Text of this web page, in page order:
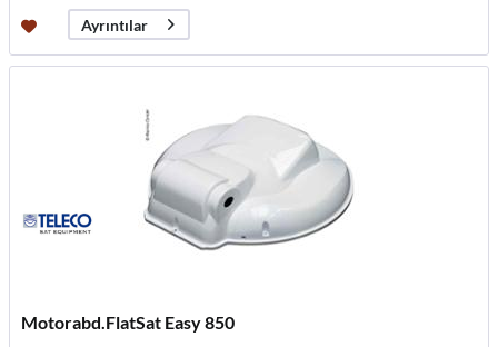
Ayrıntılar
Motorabd.FlatSat Easy 850